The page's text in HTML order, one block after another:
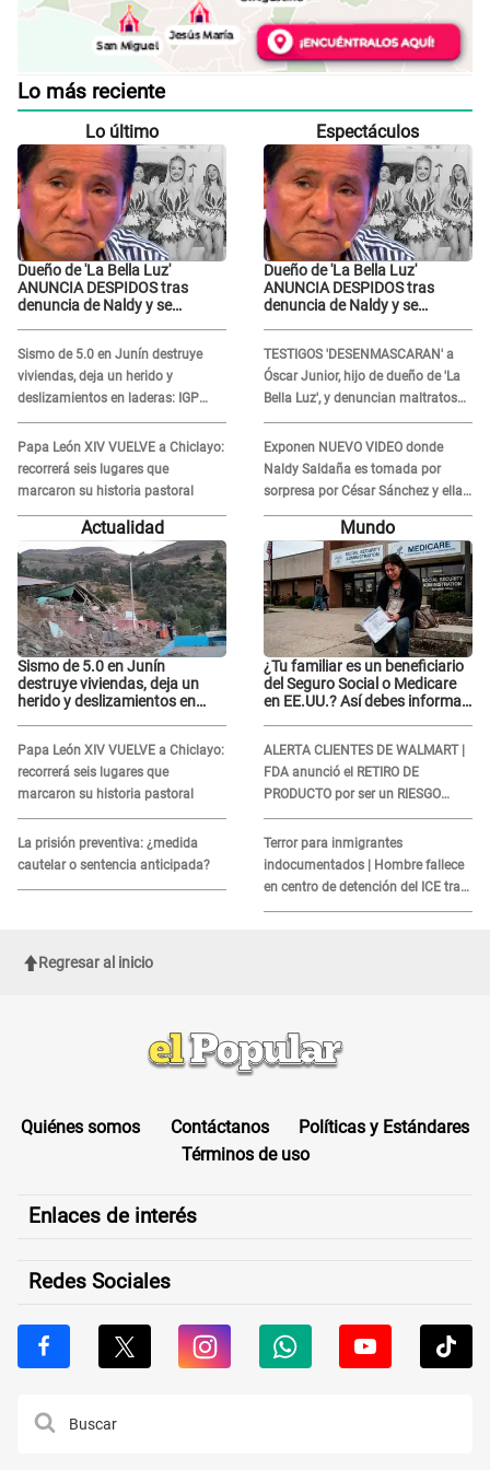
Lo más reciente
Lo último
Dueño de 'La Bella Luz'
ANUNCIA DESPIDOS tras
denuncia de Naldy y se
vulneradas"
Sismo de 5.0 en Junín destruye
viviendas, deja un herido y
deslizamientos en laderas: IGP
alerta sobre posibles réplicas
Papa León XIV VUELVE a Chiclayo:
recorrerá seis lugares que
marcaron su historia pastoral
Espectáculos
Dueño de 'La Bella Luz'
ANUNCIA DESPIDOS tras
denuncia de Naldy y se
vulneradas"
TESTIGOS 'DESENMASCARAN' a
Óscar Junior, hijo de dueño de 'La
Bella Luz', y denuncian maltratos
en la orquesta: "Los humilla..."
Exponen NUEVO VIDEO donde
Naldy Saldaña es tomada por
sorpresa por César Sánchez y ella
evidencia su REACCIÓN: Le agarró
Actualidad
Sismo de 5.0 en Junín
destruye viviendas, deja un
herido y deslizamientos en
Papa León XIV VUELVE a Chiclayo:
recorrerá seis lugares que
marcaron su historia pastoral
La prisión preventiva: ¿medida
cautelar o sentencia anticipada?
Mundo
¿Tu familiar es un beneficiario
del Seguro Social o Medicare
en EE.UU.? Así debes informar
ALERTA CLIENTES DE WALMART |
FDA anunció el RETIRO DE
PRODUCTO por ser un RIESGO
MORTAL para consumidores: ¿Cuál
es?
Terror para inmigrantes
indocumentados | Hombre fallece
en centro de detención del ICE tras
sufrir una "emergencia médica"
Regresar al inicio
Quiénes somos Contáctanos
Políticas y Estándares
Términos de uso
Enlaces de interés
Redes Sociales